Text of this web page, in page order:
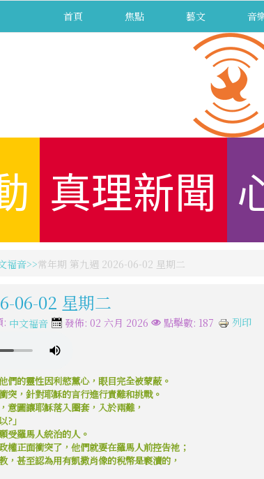
首頁 焦點 藝文 音
真理新聞
福音 常年期 第九週 2026-06-02 星期二
06-02 星期二
: 中文福音 發佈: 02 六月 2026 點擊數: 187 列印
們的靈性因利慾薰心，眼目完全被蒙蔽。
突，針對耶穌的言行進行責難和挑戰。
意圖讓耶穌落入圈套，入於兩難，
?」
受羅馬人統治的人。
權正面衝突了，他們就要在羅馬人前控告祂；
，甚至認為用有凱撒肖像的稅幣是褻瀆的，